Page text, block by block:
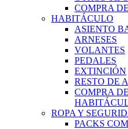
COMPRA
HABITÁCULO
ASIENTO
ARNESES
VOLANTES
PEDALES
EXTINCIÓN
RESTO DE
COMPRA
ROPA Y
PACKS